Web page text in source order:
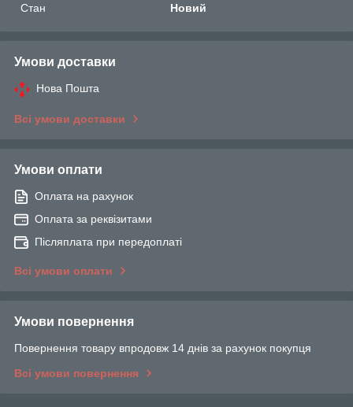
Стан
Новий
Умови доставки
Нова Пошта
Всі умови доставки
Умови оплати
Оплата на рахунок
Оплата за реквізитами
Післяплата при передоплаті
Всі умови оплати
Умови повернення
Повернення товару впродовж 14 днів за рахунок покупця
Всі умови повернення